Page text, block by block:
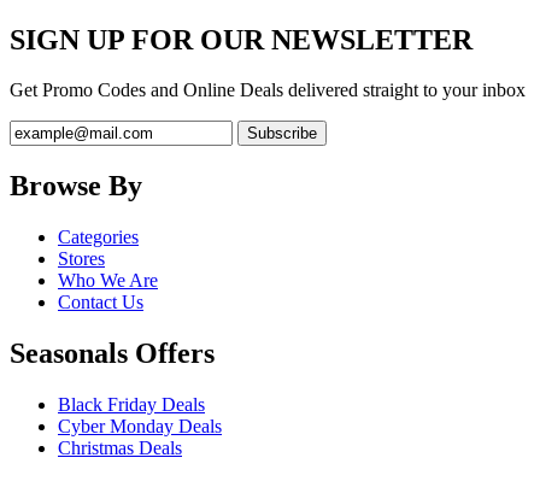
SIGN UP FOR OUR NEWSLETTER
Get Promo Codes and Online Deals delivered straight to your inbox
Browse By
Categories
Stores
Who We Are
Contact Us
Seasonals Offers
Black Friday Deals
Cyber Monday Deals
Christmas Deals